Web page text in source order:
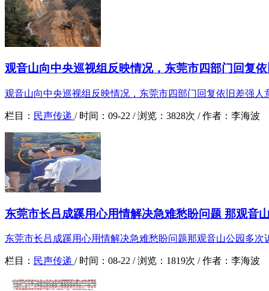
观音山向中央巡视组反映情况，东莞市四部门回复
观音山向中央巡视组反映情况，东莞市四部门回复依旧差强人
栏目： 民声传递 / 时间： 09-22 /浏览： 3828次 /作者： 李海波
东莞市长吕成蹊用心用情解决急难愁盼问题 那观音
东莞市长吕成蹊用心用情解决急难愁盼问题那观音山公园多次
栏目： 民声传递 / 时间： 08-22 /浏览： 1819次 /作者： 李海波